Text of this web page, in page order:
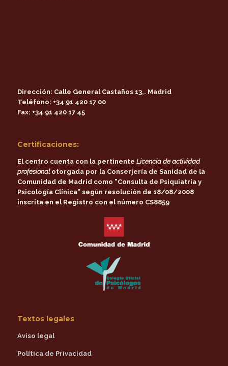
Dirección: Calle General Castaños 13,. Madrid
Teléfono: +34 91 420 17 00
Fax: +34 91 420 17 45
Certificaciones:
El centro cuenta con la pertinente Licencia de actividad
profesionalotorgada por la Conserjería de Sanidad de la
Comunidad de Madridcomo "Consulta de Psiquiatría y
Psicología Clínica" según resolución de 18/08/2008
inscrita en el Registro con el número CS8859
Textos legales
Aviso legal
Política de Privacidad